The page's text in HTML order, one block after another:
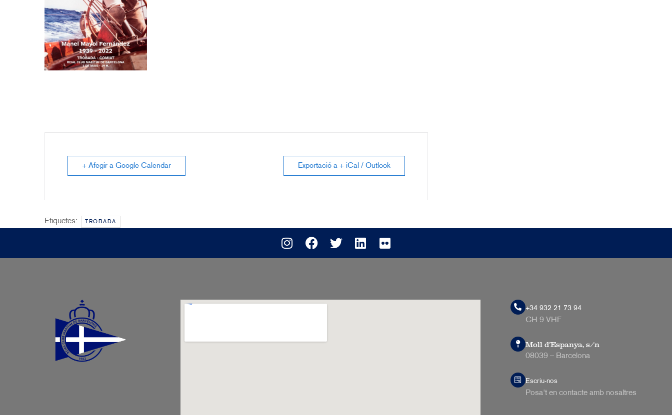
+ Afegir a Google Calendar Exportació a + iCal / Outlook
Etiquetes: TROBADA
+34 932 21 73 94
CH 9 VHF
Moll d’Espanya, s/n
08039 – Barcelona
Escriu-nos
Posa't en contacte amb nosaltres